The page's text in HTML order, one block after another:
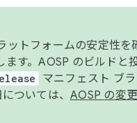
ットフォームの安定性を
す。AOSP のビルドと
マニフェスト ブ
ついては、 AOSP の変